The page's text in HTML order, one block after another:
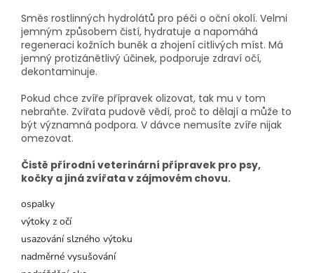
Směs rostlinných hydrolátů pro péči o oční okolí. Velmi
jemným způsobem čistí, hydratuje a napomáhá
regeneraci kožních buněk a zhojení citlivých míst. Má
jemný protizánětlivý účinek, podporuje zdraví očí,
dekontaminuje.
Pokud chce zvíře přípravek olizovat, tak mu v tom
nebraňte. Zvířata pudově vědí, proč to dělají a může to
být významná podpora. V dávce nemusíte zvíře nijak
omezovat.
Čistě přírodní veterinární přípravek pro psy,
kočky a jiná zvířata v zájmovém chovu.
ospalky
výtoky z očí
usazování slzného výtoku
nadměrné vysušování